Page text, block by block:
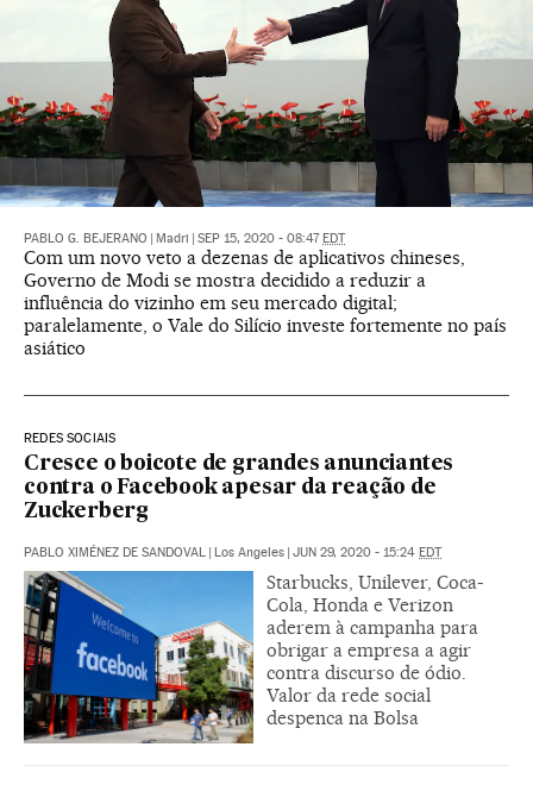
PABLO G. BEJERANO Madri SEP 15, 2020 - 08:47 EDT
Com um novo veto a dezenas de aplicativos chineses,
Governo de Modi se mostra decidido a reduzir a
influência do vizinho em seu mercado digital;
paralelamente, o Vale do Silício investe fortemente no país
asiático
REDES SOCIAIS
Cresce o boicote de grandes anunciantes
contra o Facebook apesar da reação de
Zuckerberg
PABLO XIMÉNEZ DE SANDOVAL Los Angeles JUN 29, 2020 - 15:24 EDT
Starbucks, Unilever, Coca-
Cola, Honda e Verizon
aderem à campanha para
obrigar a empresa a agir
contra discurso de ódio.
Valor da rede social
despenca na Bolsa